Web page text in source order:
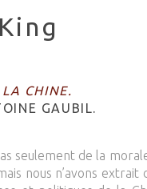
LA CHINE.
GAUBIL.
seulement de la
nous n’avons